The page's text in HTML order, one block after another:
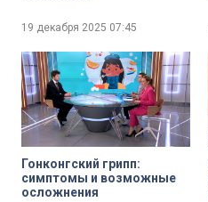
19 декабря 2025 07:45
Гонконгский грипп:
симптомы и возможные
осложнения